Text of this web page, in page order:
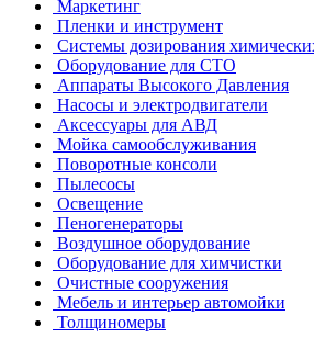
Маркетинг
Пленки и инструмент
Системы дозирования
Оборудование для СТО
Аппараты Высокого Давления
Насосы и электродвигатели
Аксессуары для АВД
Мойка самообслуживания
Поворотные консоли
Пылесосы
Освещение
Пеногенераторы
Воздушное оборудование
Оборудование для химчистки
Очистные сооружения
Мебель и интерьер автомойки
Толщиномеры